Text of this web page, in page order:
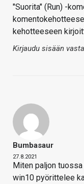
"Suorita" (Run) -
kehotteeseen
Kirjaudu sisään
Bumbasaur
27.8.2021
Miten paljon
win10 pyörittelee